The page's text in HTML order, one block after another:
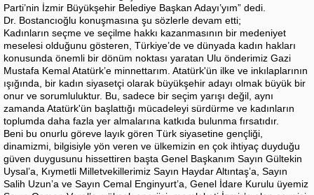
Parti’nin İzmir Büyükşehir Belediye Başkan Adayı’yım” dedi.
Dr. Bostancıoğlu konuşmasına şu sözlerle devam etti;
Kadınların seçme ve seçilme hakkı kazanmasının bir medeniyet
meselesi olduğunu gösteren, Türkiye’de ve dünyada kadın hakları
konusunda önemli bir dönüm noktası yaratan Ulu önderimiz Gazi
Mustafa Kemal Atatürk’e minnettarım. Atatürk'ün ilke ve inkılaplarının
ışığında, bir kadın siyasetçi olarak büyükşehir adayı olmak büyük bir
onur ve sorumluluktur. Bu, sadece bir seçim yarışı değil, aynı
zamanda Atatürk'ün başlattığı mücadeleyi sürdürme ve kadınların
toplumda daha fazla yer almalarına katkıda bulunma fırsatıdır.
Beni bu onurlu göreve layık gören Türk siyasetine gençliği,
dinamizmi, bilgisiyle yön veren ve ülkemizin en çok ihtiyaç duyduğu
güven duygusunu hissettiren başta Genel Başkanım Sayın Gültekin
Uysal’a, Kıymetli Milletvekillerimiz Sayın Haydar Altıntaş’a, Sayın
Salih Uzun’a ve Sayın Cemal Enginyurt’a, Genel İdare Kurulu üyemiz